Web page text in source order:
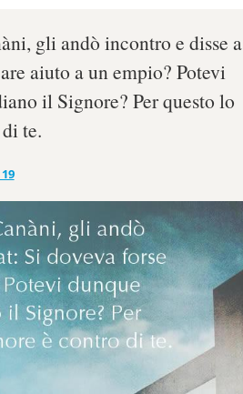
gli andò incontro e disse a
aiuto a un empio? Potevi
il Signore? Per questo lo
te.